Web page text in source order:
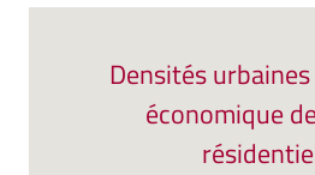
Densités
économique